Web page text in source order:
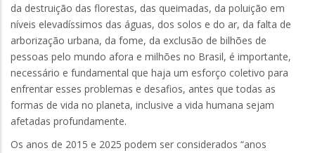
da destruição das florestas, das queimadas, da poluição em
níveis elevadíssimos das águas, dos solos e do ar, da falta de
arborização urbana, da fome, da exclusão de bilhões de
pessoas pelo mundo afora e milhões no Brasil, é importante,
necessário e fundamental que haja um esforço coletivo para
enfrentar esses problemas e desafios, antes que todas as
formas de vida no planeta, inclusive a vida humana sejam
afetadas profundamente.
Os anos de 2015 e 2025 podem ser considerados “anos